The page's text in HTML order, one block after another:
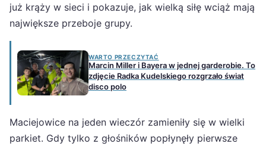
już krąży w sieci i pokazuje, jak wielką siłę wciąż mają
największe przeboje grupy.
WARTO PRZECZYTAĆ
Marcin Miller i Bayera w jednej garderobie. To
zdjęcie Radka Kudelskiego rozgrzało świat
disco polo
Maciejowice na jeden wieczór zamieniły się w wielki
parkiet. Gdy tylko z głośników popłynęły pierwsze